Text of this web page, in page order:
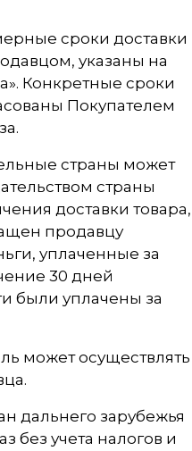
сроки доставки
указаны на
Конкретные сроки
Покупателем
страны может
страны
доставки товара,
продавцу
уплаченные за
30 дней
были уплачены за
может осуществлять
дальнего зарубежья
без учета налогов и